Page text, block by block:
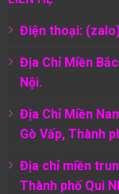
Điện thoại:
Địa Chỉ Miền
Nội.
Địa Chỉ Miền
Gò Vấp, Thành
Địa chỉ miền
Thành phố Qui